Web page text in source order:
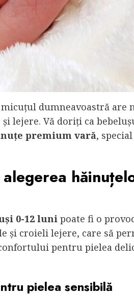
dumneavoastră are
și lejere. Vă doriți ca
premium vară,
0-12 luni poate fi o
și croieli lejere, care să
pentru pielea
pielea sensibilă